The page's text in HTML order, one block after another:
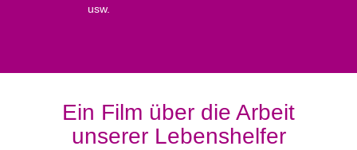
usw.
Ein Film über die Arbeit
unserer Lebenshelfer